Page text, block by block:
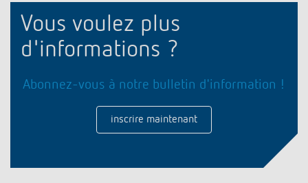
Vous voulez plus
d'informations ?
Abonnez-vous à notre bulletin d'information !
inscrire maintenant